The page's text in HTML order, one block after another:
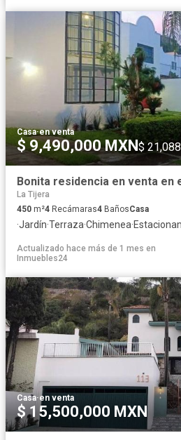
Casa·en venta
$ 9,490,000 MXN$
La Tijera
450 m²4 Recámaras4 BañosCasa
·Jardín·Terraza·Chimenea·
Actualizado hace más de 1 mes en
Inmuebles24
Casa·en venta
$ 15,500,000 MXN